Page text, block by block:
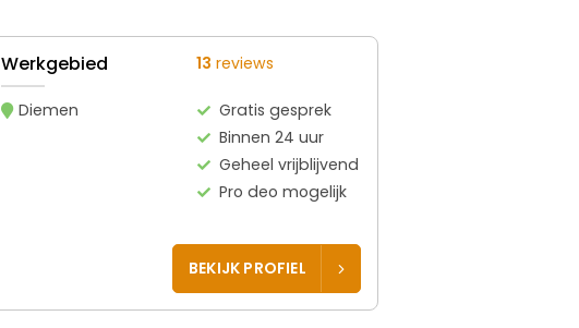
Werkgebied
Diemen
13 reviews
Gratis gesprek
Binnen 24 uur
Geheel vrijblijvend
Pro deo mogelijk
BEKIJK PROFIEL